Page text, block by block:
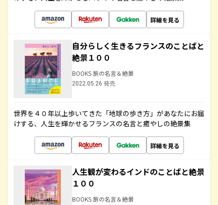
詳細を見る
自分らしく生きるフランスのことばと
絶景１００
BOOKS 旅の名言＆絶景
2022.05.26 発売
世界を４０年以上歩いてきた「地球の歩き方」があなたにお届
けする、人生を輝かせるフランスの名言と癒やしの絶景集
詳細を見る
人生観が変わるインドのことばと絶景
１００
BOOKS 旅の名言＆絶景